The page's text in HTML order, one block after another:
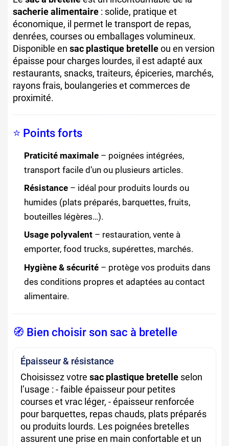
sacherie alimentaire : solide, pratique et
économique, il permet le transport de repas,
denrées, courses ou emballages volumineux.
Disponible en sac plastique bretelleou en version
épaisse pour charges lourdes, il est adapté aux
restaurants, snacks, traiteurs, épiceries, marchés,
rayons frais, boulangeries et commerces de
proximité.
⭐ Points forts
Praticité maximale – poignées intégrées,
transport facile d’un ou plusieurs articles.
Résistance – idéal pour produits lourds ou
humides (plats préparés, barquettes, fruits,
bouteilles légères…).
Usage polyvalent – restauration, vente à
emporter, food trucks, supérettes, marchés.
Hygiène & sécurité – protège vos produits dans
des conditions propres et adaptées au contact
alimentaire.
🧭 Bien choisir son sac à bretelle
Épaisseur & résistance
Choisissez votre sac plastique bretelle selon
l’usage : - faible épaisseur pour petites
courses et vrac léger, - épaisseur renforcée
pour barquettes, repas chauds, plats préparés
ou produits lourds. Les poignées bretelles
assurent une prise en main confortable et un